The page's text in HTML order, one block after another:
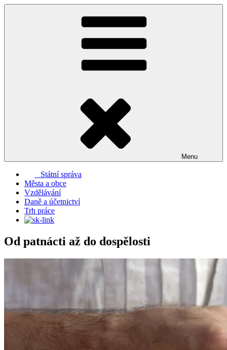
Přejít
Menu
Státní správa
Města a obce
Vzdělávání
Daně a účetnictví
Trh práce
Od patnácti až do dospělosti